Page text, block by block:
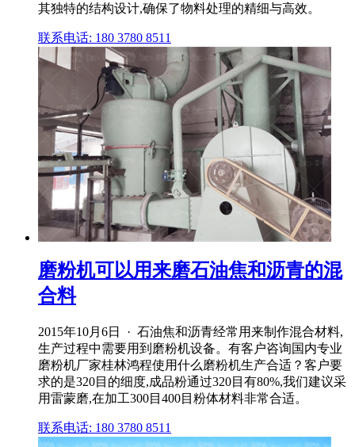
其独特的结构设计,确保了物料处理的精细与高效。
联系电话: 180 3780 8511
磨粉机可以用来磨石油焦和沥青的混
合料
2015年10月6日 · 石油焦和沥青经常用来制作混合材料,
生产过程中需要用到磨粉机设备。有客户咨询国内专业
磨粉机厂家桂林鸿程使用什么磨粉机生产合适？客户要
求的是320目的细度,成品粉通过320目有80%,我们建议采
用雷蒙磨,在加工300目400目粉体材料非常合适。
联系电话: 180 3780 8511